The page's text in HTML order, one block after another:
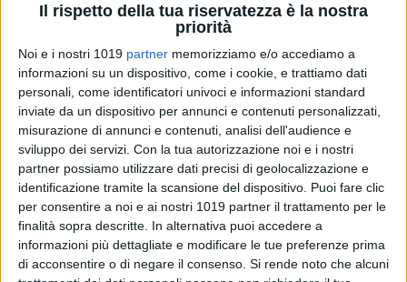
Il rispetto della tua riservatezza è la nostra
priorità
Noi e i nostri 1019 partner memorizziamo e/o accediamo a
informazioni su un dispositivo, come i cookie, e trattiamo dati
personali, come identificatori univoci e informazioni standard
inviate da un dispositivo per annunci e contenuti personalizzati,
misurazione di annunci e contenuti, analisi dell'audience e
sviluppo dei servizi. Con la tua autorizzazione noi e i nostri
partner possiamo utilizzare dati precisi di geolocalizzazione e
identificazione tramite la scansione del dispositivo. Puoi fare clic
per consentire a noi e ai nostri 1019 partner il trattamento per le
finalità sopra descritte. In alternativa puoi accedere a
informazioni più dettagliate e modificare le tue preferenze prima
di acconsentire o di negare il consenso. Si rende noto che alcuni
Articoli recenti
Lionsgate
prepara il sequel
di Michael: riprese
al via tra fine
2026 e inizio
2027
di Emanuela Giuliani
Il sequel di
Jurassic World
Rebirth perde il
regista Gareth